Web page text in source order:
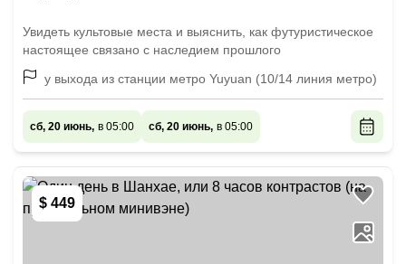
Увидеть культовые места и выяснить, как футуристическое
настоящее связано с наследием прошлого
у выхода из станции метро Yuyuan (10/14 линия метро)
сб, 20 июнь, в 05:00 сб, 20 июнь, в 05:00
$ 449